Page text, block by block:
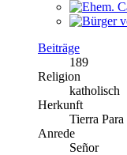
Beiträge
189
Religion
katholisch
Herkunft
Tierra Para
Anrede
Señor